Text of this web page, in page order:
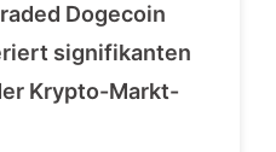
Dogecoin
signifikanten
Krypto-Markt-